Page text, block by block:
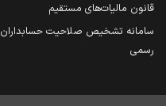
قانون مالیات‌های مستقیم
سامانه تشخیص صلاحیت حسابداران
رسمی